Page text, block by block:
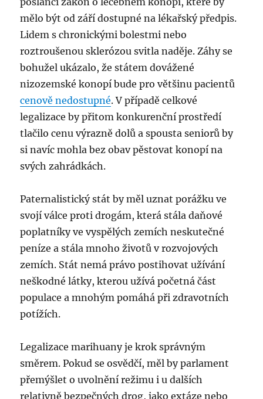
mělo být od září dostupné na lékařský předpis.
Lidem s chronickými bolestmi nebo
roztroušenou sklerózou svitla naděje. Záhy se
bohužel ukázalo, že státem dovážené
nizozemské konopí bude pro většinu pacientů
cenově nedostupné. V případě celkové
legalizace by přitom konkurenční prostředí
tlačilo cenu výrazně dolů a spousta seniorů by
si navíc mohla bez obav pěstovat konopí na
svých zahrádkách.
Paternalistický stát by měl uznat porážku ve
svojí válce proti drogám, která stála daňové
poplatníky ve vyspělých zemích neskutečné
peníze a stála mnoho životů v rozvojových
zemích. Stát nemá právo postihovat užívání
neškodné látky, kterou užívá početná část
populace a mnohým pomáhá při zdravotních
potížích.
Legalizace marihuany je krok správným
směrem. Pokud se osvědčí, měl by parlament
přemýšlet o uvolnění režimu i u dalších
relativně bezpečných drog, jako extáze nebo